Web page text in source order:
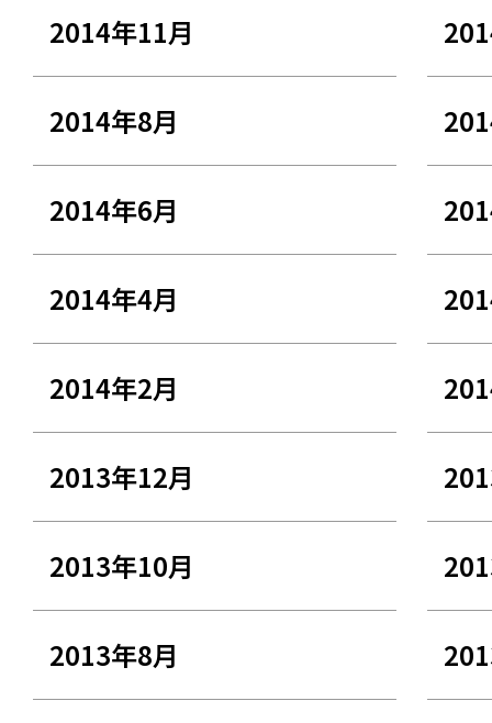
2014年11月
2014年8月
2014年6月
2014年4月
2014年2月
2013年12月
2013年10月
2013年8月